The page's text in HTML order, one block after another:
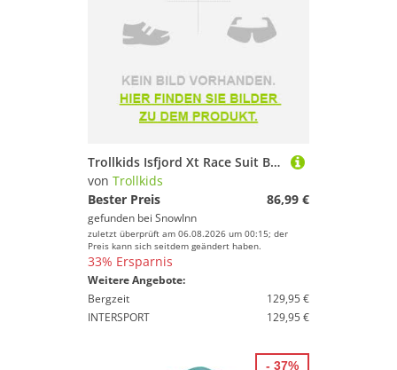
Trollkids Isfjord Xt Race Suit Blau 110 cm Kinder
von Trollkids
Bester Preis
86,99 €
gefunden bei SnowInn
zuletzt überprüft am 06.08.2026 um 00:15; der
Preis kann sich seitdem geändert haben.
33% Ersparnis
Weitere Angebote:
Bergzeit
129,95 €
INTERSPORT
129,95 €
- 37%